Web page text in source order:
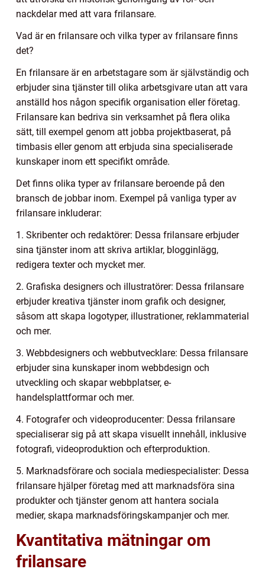
nackdelar med att vara frilansare.
Vad är en frilansare och vilka typer av frilansare finns
det?
En frilansare är en arbetstagare som är självständig och
erbjuder sina tjänster till olika arbetsgivare utan att vara
anställd hos någon specifik organisation eller företag.
Frilansare kan bedriva sin verksamhet på flera olika
sätt, till exempel genom att jobba projektbaserat, på
timbasis eller genom att erbjuda sina specialiserade
kunskaper inom ett specifikt område.
Det finns olika typer av frilansare beroende på den
bransch de jobbar inom. Exempel på vanliga typer av
frilansare inkluderar:
1. Skribenter och redaktörer: Dessa frilansare erbjuder
sina tjänster inom att skriva artiklar, blogginlägg,
redigera texter och mycket mer.
2. Grafiska designers och illustratörer: Dessa frilansare
erbjuder kreativa tjänster inom grafik och designer,
såsom att skapa logotyper, illustrationer, reklammaterial
och mer.
3. Webbdesigners och webbutvecklare: Dessa frilansare
erbjuder sina kunskaper inom webbdesign och
utveckling och skapar webbplatser, e-
handelsplattformar och mer.
4. Fotografer och videoproducenter: Dessa frilansare
specialiserar sig på att skapa visuellt innehåll, inklusive
fotografi, videoproduktion och efterproduktion.
5. Marknadsförare och sociala mediespecialister: Dessa
frilansare hjälper företag med att marknadsföra sina
produkter och tjänster genom att hantera sociala
medier, skapa marknadsföringskampanjer och mer.
Kvantitativa mätningar om
frilansare